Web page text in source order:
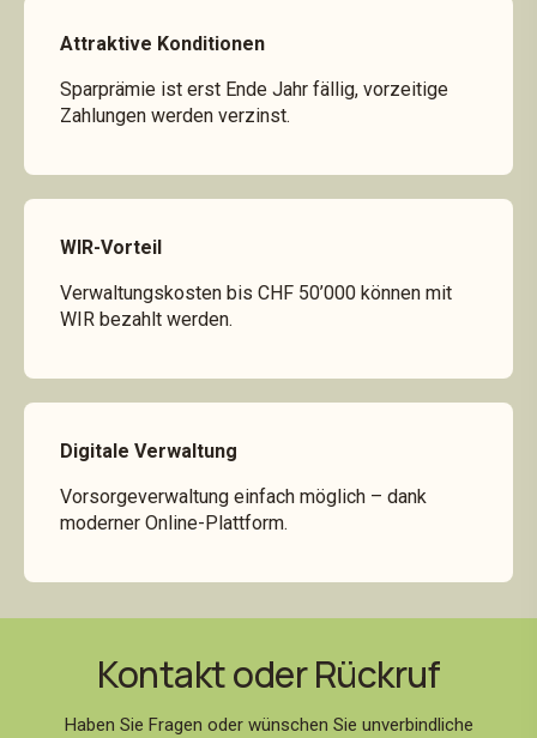
Attraktive Konditionen
Sparprämie ist erst Ende Jahr fällig, vorzeitige
Zahlungen werden verzinst.
WIR-Vorteil
Verwaltungskosten bis CHF 50’000 können mit
WIR bezahlt werden.
Digitale Verwaltung
Vorsorgeverwaltung einfach möglich – dank
moderner Online-Plattform.
Kontakt oder Rückruf
Haben Sie Fragen oder wünschen Sie unverbindliche